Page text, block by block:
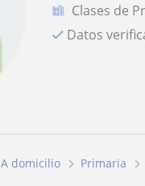
Clases de
Datos
A domicilio Primaria